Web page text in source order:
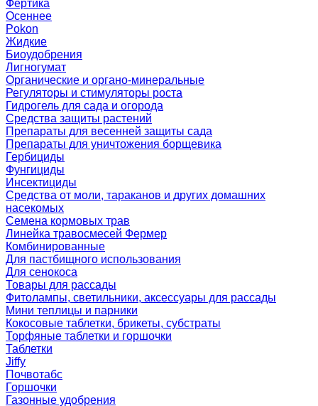
Фертика
Осеннее
Pokon
Жидкие
Биоудобрения
Лигногумат
Органические и органо-минеральные
Регуляторы и стимуляторы роста
Гидрогель для сада и огорода
Средства защиты растений
Препараты для весенней защиты сада
Препараты для уничтожения борщевика
Гербициды
Фунгициды
Инсектициды
Средства от моли, тараканов и других домашних
насекомых
Семена кормовых трав
Линейка травосмесей Фермер
Комбинированные
Для пастбищного использования
Для сенокоса
Товары для рассады
Фитолампы, светильники, аксессуары для рассады
Мини теплицы и парники
Кокосовые таблетки, брикеты, субстраты
Торфяные таблетки и горшочки
Таблетки
Jiffy
Почвотабс
Горшочки
Газонные удобрения